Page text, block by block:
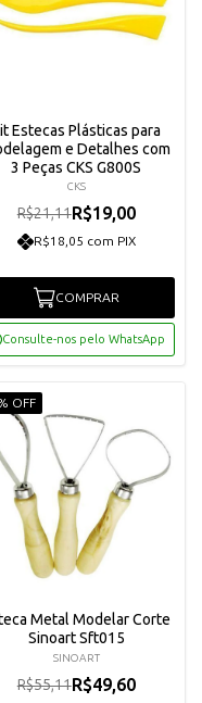
Estecas Plásticas para
e Detalhes com
3 Peças CKS G800S
CKS
R$21,11R$19,00
R$18,05 com PIX
COMPRAR
Consulte-nos pelo WhatsApp
OFF
Metal Modelar Corte
Sinoart Sft015
SINOART
R$55,11R$49,60